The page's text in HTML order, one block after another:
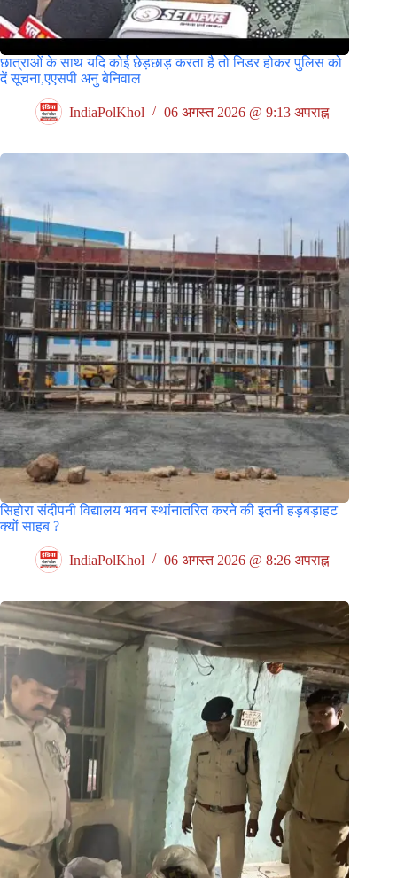
छात्राओं के साथ यदि कोई छेड़छाड़ करता है तो निडर होकर पुलिस को
दें सूचना,एएसपी अनु बेनिवाल
IndiaPolKhol 06 अगस्त 2026 @ 9:13 अपराह्न
सिहोरा संदीपनी विद्यालय भवन स्थांनातरित करने की इतनी हड़बड़ाहट
क्यों साहब ?
IndiaPolKhol 06 अगस्त 2026 @ 8:26 अपराह्न